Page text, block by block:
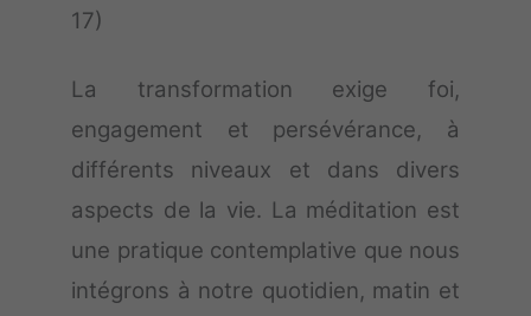
17)
La transformation exige foi,
engagement et persévérance, à
différents niveaux et dans divers
aspects de la vie. La méditation est
une pratique contemplative que nous
intégrons à notre quotidien, matin et